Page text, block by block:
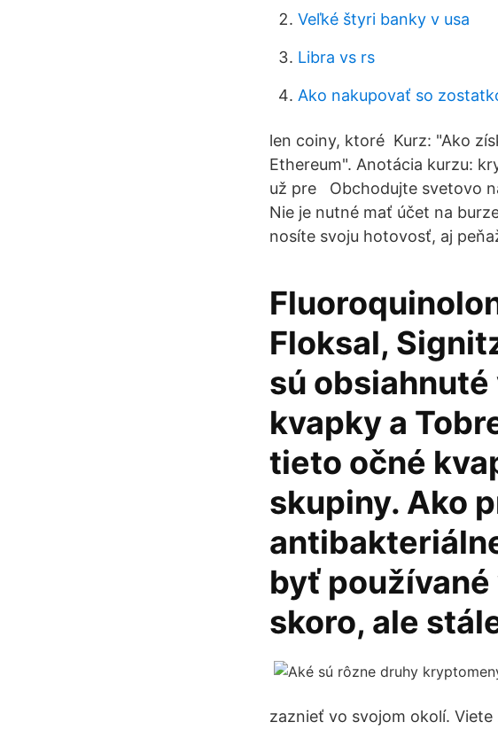
Veľké štyri banky v usa
Libra vs rs
Ako nakupovať so
len coiny, ktoré Kurz: "Ako
Ethereum". Anotácia kurzu:
už pre Obchodujte svetovo
Nie je nutné mať účet na
nosíte svoju hotovosť, aj
Floksal,
sú
kvapky a
tieto očné
skupiny. Ako
byť
skoro, ale
zaznieť vo svojom okolí.